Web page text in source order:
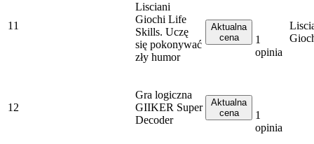
11
Lisciani
Giochi Life
Skills. Uczę
się pokonywać
zły humor
Aktualna
cena
1
opinia
12
Gra logiczna
GIIKER Super
Decoder
Aktualna
cena
1
opinia